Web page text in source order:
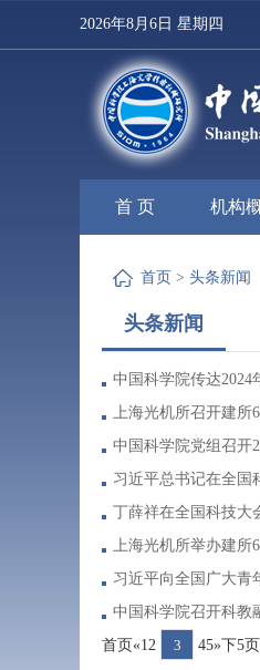
2026年8月6日 星期四
首 页 机构
首页 > 头条新闻
头条新闻
中国科学院传达2024
上海光机所召开建所
中国科学院党组召开
习近平总书记在全国
丁薛祥在全国科技大
上海光机所举办建所
习近平向全国广大青
中国科学院召开科教
首页«12 3 45»下5页